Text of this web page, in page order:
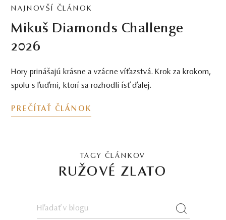
NAJNOVŠÍ ČLÁNOK
Mikuš Diamonds Challenge
2026
Hory prinášajú krásne a vzácne víťazstvá. Krok za krokom,
spolu s ľuďmi, ktorí sa rozhodli ísť ďalej.
PREČÍTAŤ ČLÁNOK
TAGY ČLÁNKOV
RUŽOVÉ ZLATO